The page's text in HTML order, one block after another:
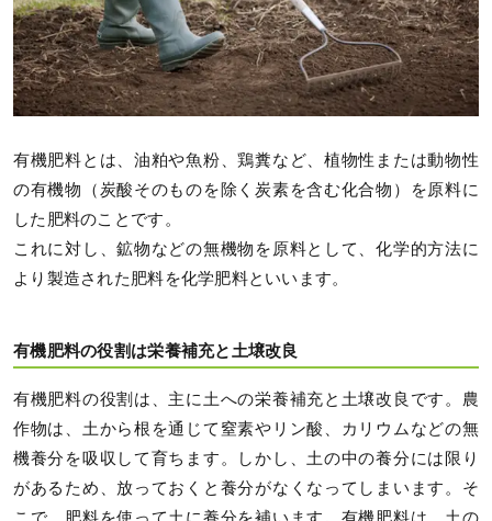
有機肥料とは、油粕や魚粉、鶏糞など、植物性または動物性
の有機物（炭酸そのものを除く炭素を含む化合物）を原料に
した肥料のことです。
これに対し、鉱物などの無機物を原料として、化学的方法に
より製造された肥料を化学肥料といいます。
有機肥料の役割は栄養補充と土壌改良
有機肥料の役割は、主に土への栄養補充と土壌改良です。農
作物は、土から根を通じて窒素やリン酸、カリウムなどの無
機養分を吸収して育ちます。しかし、土の中の養分には限り
があるため、放っておくと養分がなくなってしまいます。そ
こで、肥料を使って土に養分を補います。有機肥料は、土の